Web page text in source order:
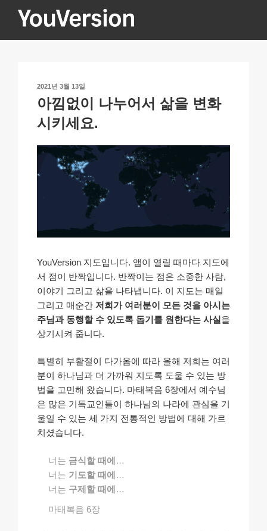
YOUVERSION
작
성
일
자
2021년 3월 13일
아낌없이 나누어서 삶을 변화
시키세요.
YouVersion 지도입니다. 앱이 열릴 때마다 지도에
서 점이 반짝입니다. 반짝이는 점은 소중한 사람,
이야기 그리고 삶을 나타냅니다. 이 지도는 매일
그리고 매순간 저희가 여러분이 모든 것을 아시는
주님과 동행할 수 있도록 돕기를 원한다는 사실을
상기시켜 줍니다.
특별히 부활절이 다가옴에 따라 올해 저희는 여러
분이 하나님과 더 가까워 지도록 도울 수 있는 방
법을 고민해 왔습니다. 마태복음 6장에서 예수님
은 많은 기독교인들이 하나님의 나라에 관심을 기
울일 수 있는 세 가지 전통적인 방법에 대해 가르
치셨습니다.
너는 금식할 때에 …
너는 기도할 때에 …
너는 구제할 때에 …
마태복음 6장